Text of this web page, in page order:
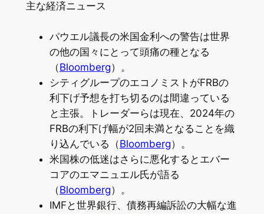
主な経済ニュース
パウエル議長の米国金利への警告は世界
の他の国々にとって頭痛の種となる
（Bloomberg）。
シティグループのエコノミストがFRBの
利下げ予想を打ち切るのは間違っている
と主張。トレーダーらは現在、2024年の
FRBの利下げ幅が2回未満となることを織
り込んでいる（Bloomberg）。
米国株の低迷はさらに悪化するとエバー
コアのエマニュエル氏が語る
（Bloomberg）。
IMFと世界銀行、債務再編訴訟の大幅な進